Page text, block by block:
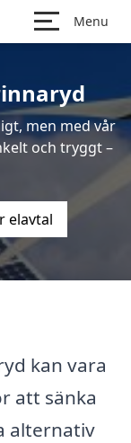
Menu
men med vår
och tryggt –
elavtal
kan vara
att sänka
alternativ